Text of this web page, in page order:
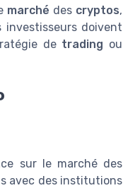
marché des cryptos,
investisseurs doivent
de trading ou
sur le marché des
avec des institutions